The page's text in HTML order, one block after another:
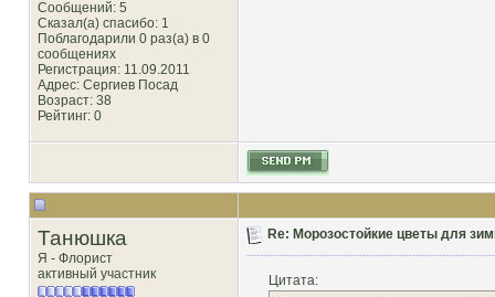
Сообщений: 5
Сказал(а) спасибо: 1
Поблагодарили 0 раз(а) в 0
сообщениях
Регистрация: 11.09.2011
Адрес: Сергиев Посад
Возраст: 38
Рейтинг: 0
Танюшка
Я - Флорист
активный участник
Re: Морозостойкие цветы для
Цитата: